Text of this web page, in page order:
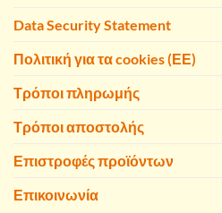
Data Security Statement
Πολιτική για τα cookies (ΕΕ)
Τρόποι πληρωμής
Τρόποι αποστολής
Επιστροφές προϊόντων
Επικοινωνία